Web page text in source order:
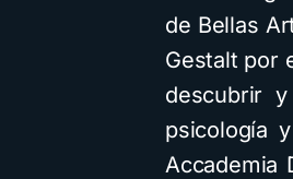
de Bellas
Gestalt por
descubrir
psicología
Accademia